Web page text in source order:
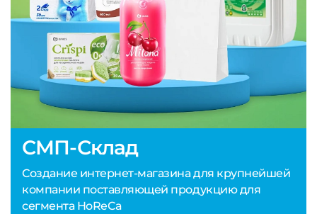
СМП-Склад
Создание интернет-магазина для крупнейшей
компании поставляющей продукцию для
сегмента HoReCa